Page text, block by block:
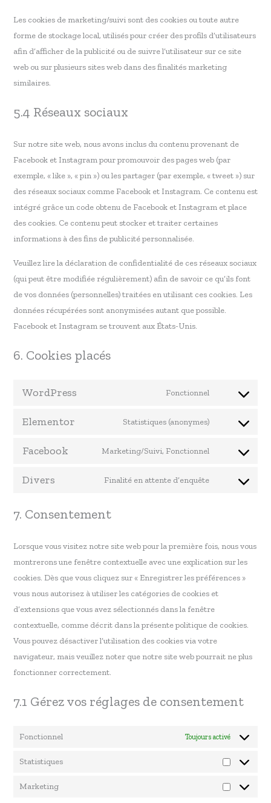
Les cookies de marketing/suivi sont des cookies ou toute autre
forme de stockage local, utilisés pour créer des profils d’utilisateurs
afin d’afficher de la publicité ou de suivre l’utilisateur sur ce site
web ou sur plusieurs sites web dans des finalités marketing
similaires.
5.4 Réseaux sociaux
Sur notre site web, nous avons inclus du contenu provenant de
Facebook et Instagram pour promouvoir des pages web (par
exemple, « like », « pin ») ou les partager (par exemple, « tweet ») sur
des réseaux sociaux comme Facebook et Instagram. Ce contenu est
intégré grâce un code obtenu de Facebook et Instagram et place
des cookies. Ce contenu peut stocker et traiter certaines
informations à des fins de publicité personnalisée.
Veuillez lire la déclaration de confidentialité de ces réseaux sociaux
(qui peut être modifiée régulièrement) afin de savoir ce qu’ils font
de vos données (personnelles) traitées en utilisant ces cookies. Les
données récupérées sont anonymisées autant que possible.
Facebook et Instagram se trouvent aux États-Unis.
6. Cookies placés
WordPress Fonctionnel
Elementor Statistiques (anonymes)
Facebook Marketing/Suivi, Fonctionnel
Divers Finalité en attente d’enquête
7. Consentement
Lorsque vous visitez notre site web pour la première fois, nous vous
montrerons une fenêtre contextuelle avec une explication sur les
cookies. Dès que vous cliquez sur « Enregistrer les préférences »
vous nous autorisez à utiliser les catégories de cookies et
d’extensions que vous avez sélectionnés dans la fenêtre
contextuelle, comme décrit dans la présente politique de cookies.
Vous pouvez désactiver l’utilisation des cookies via votre
navigateur, mais veuillez noter que notre site web pourrait ne plus
fonctionner correctement.
7.1 Gérez vos réglages de consentement
Fonctionnel Toujours activé
Statistiques
Marketing